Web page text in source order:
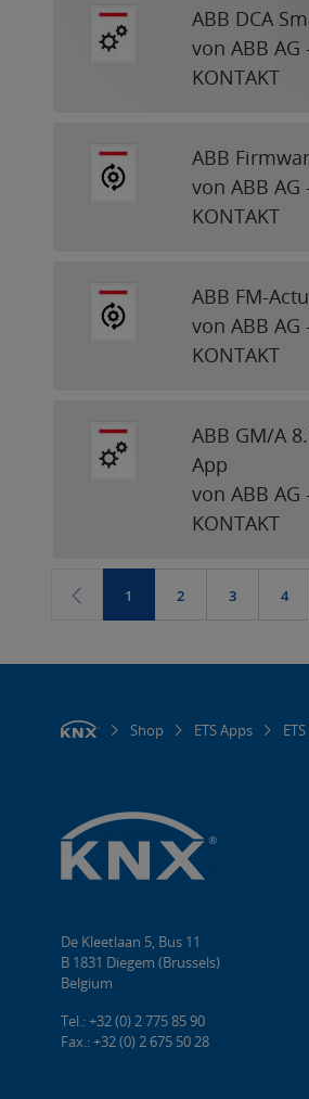
ABB DCA
von ABB AG
KONTAKT
ABB
von ABB AG
KONTAKT
ABB FM-
von ABB AG
KONTAKT
ABB GM/A
App
von ABB AG
KONTAKT
1 2 3 4
Shop ETS Apps
De Kleetlaan 5, Bus 11
B 1831 Diegem (Brussels)
Belgium
Tel.: +32 (0) 2 775 85 90
Fax.: +32 (0) 2 675 50 28